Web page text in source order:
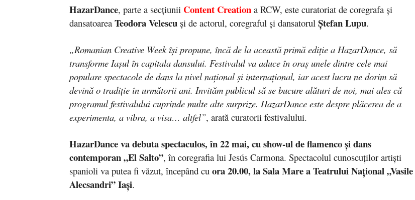
HazarDance, parte a secțiunii Content Creation a RCW, este curatoriat de coregrafa și
dansatoarea Teodora Velescu și de actorul, coregraful și dansatorul Ștefan Lupu.
„Romanian Creative Week își propune, încă de la această primă ediție a HazarDance, să
transforme Iașul în capitala dansului. Festivalul va aduce în oraș unele dintre cele mai
populare spectacole de dans la nivel național și internațional, iar acest lucru ne dorim să
devină o tradiție în următorii ani. Invităm publicul să se bucure alături de noi, mai ales că
programul festivalului cuprinde multe alte surprize. HazarDance este despre plăcerea de a
experimenta, a vibra, a visa… altfel”, arată curatorii festivalului.
HazarDanceva debuta spectaculos, în 22 mai, cushow-ul de flamenco și dans
contemporan„El Salto”, în coregrafia lui Jesús Carmona. Spectacolul cunoscuților artiști
spanioli va putea fi văzut, începând cu ora 20.00, la Sala Mare a Teatrului Național „Vasile
Alecsandri” Iași.